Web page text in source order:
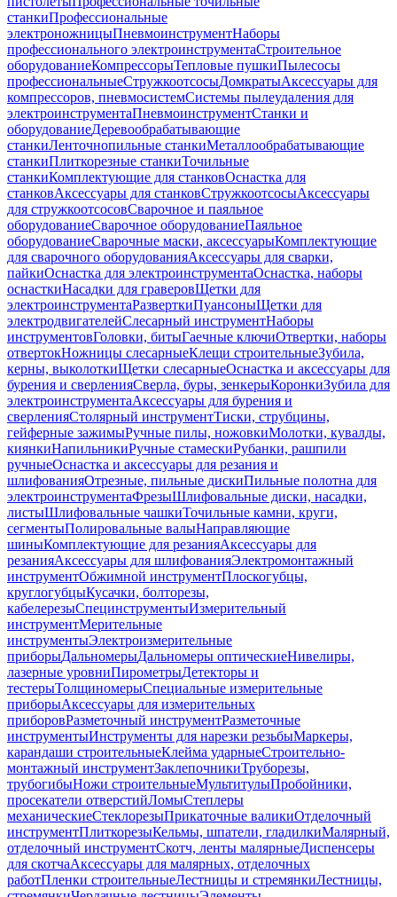
станкиПрофессиональные
электроножницыПневмоинструментНаборы
профессионального электроинструментаСтроительное
оборудованиеКомпрессорыТепловые пушкиПылесосы
профессиональныеСтружкоотсосыДомкратыАксессуары для
компрессоров, пневмосистемСистемы пылеудаления для
электроинструментаПневмоинструментСтанки и
оборудованиеДеревообрабатывающие
станкиЛенточнопильные станкиМеталлообрабатывающие
станкиПлиткорезные станкиТочильные
станкиКомплектующие для станковОснастка для
станковАксессуары для станковСтружкоотсосыАксессуары
для стружкоотсосовСварочное и паяльное
оборудованиеСварочное оборудованиеПаяльное
оборудованиеСварочные маски, аксессуарыКомплектующие
для сварочного оборудованияАксессуары для сварки,
пайкиОснастка для электроинструментаОснастка, наборы
оснасткиНасадки для граверовЩетки для
электроинструментаРазверткиПуансоныЩетки для
электродвигателейСлесарный инструментНаборы
инструментовГоловки, битыГаечные ключиОтвертки, наборы
отвертокНожницы слесарныеКлещи строительныеЗубила,
керны, выколоткиЩетки слесарныеОснастка и аксессуары для
бурения и сверленияСверла, буры, зенкерыКоронкиЗубила для
электроинструментаАксессуары для бурения и
сверленияСтолярный инструментТиски, струбцины,
гейферные зажимыРучные пилы, ножовкиМолотки, кувалды,
киянкиНапильникиРучные стамескиРубанки, рашпили
ручныеОснастка и аксессуары для резания и
шлифованияОтрезные, пильные дискиПильные полотна для
электроинструментаФрезыШлифовальные диски, насадки,
листыШлифовальные чашкиТочильные камни, круги,
сегментыПолировальные валыНаправляющие
шиныКомплектующие для резанияАксессуары для
резанияАксессуары для шлифованияЭлектромонтажный
инструментОбжимной инструментПлоскогубцы,
круглогубцыКусачки, болторезы,
кабелерезыСпецинструментыИзмерительный
инструментМерительные
инструментыЭлектроизмерительные
приборыДальномерыДальномеры оптическиеНивелиры,
лазерные уровниПирометрыДетекторы и
тестерыТолщиномерыСпециальные измерительные
приборыАксессуары для измерительных
приборовРазметочный инструментРазметочные
инструментыИнструменты для нарезки резьбыМаркеры,
карандаши строительныеКлейма ударныеСтроительно-
монтажный инструментЗаклепочникиТруборезы,
трубогибыНожи строительныеМультитулыПробойники,
просекатели отверстийЛомыСтеплеры
механическиеСтеклорезыПрикаточные валикиОтделочный
инструментПлиткорезыКельмы, шпатели, гладилкиМалярный,
отделочный инструментСкотч, ленты малярныеДиспенсеры
для скотчаАксессуары для малярных, отделочных
работПленки строительныеЛестницы и стремянкиЛестницы,